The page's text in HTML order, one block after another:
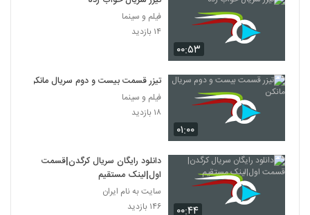
۰۰:۵۳
فیلم و سینما
۱۴ بازدید
۰۱:۰۰
تیزر قسمت بیست و دوم سریال مانکن
فیلم و سینما
۱۸ بازدید
۰۰:۴۴
دانلود رایگان سریال کرگدن|قسمت
اول|لینک مستقیم
سایت به نام ایران
۱۴۶ بازدید